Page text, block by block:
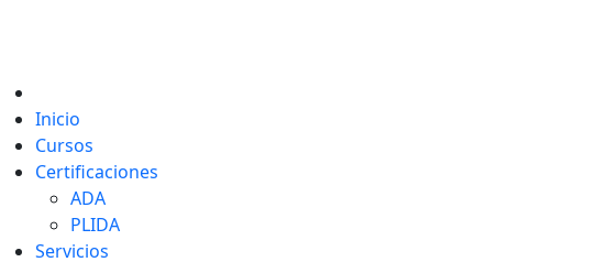
Inicio
Cursos
Certificaciones
ADA
PLIDA
Servicios